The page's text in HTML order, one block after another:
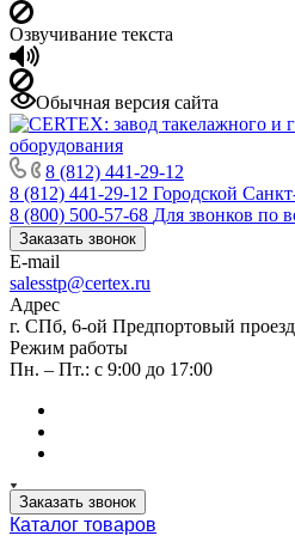
Озвучивание текста
Обычная версия сайта
8 (812) 441-29-12
8 (812) 441-29-12 Городской
8 (800) 500-57-68 Для звонков по
Заказать звонок
E-mail
salesstp@certex.ru
Адрес
г. СПб, 6-ой Предпортовый
Режим работы
Пн. – Пт.: с 9:00 до 17:00
Заказать звонок
Каталог товаров